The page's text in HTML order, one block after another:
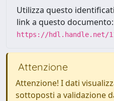
Utilizza questo
link a questo documento:
https://hdl.handle.net/
Attenzione
Attenzione! I dati
sottoposti a validazione